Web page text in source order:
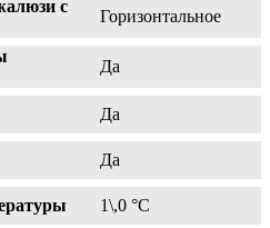
с
Горизонтальное
Да
Да
Да
1\,0 °С